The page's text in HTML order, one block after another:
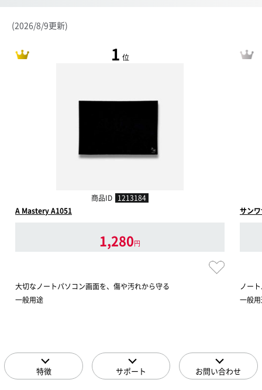
(2026/8/9更新)
1 位
商品ID 1213184
A Mastery A1051
1,280円
大切なノートパソコン画面を、傷や汚れから守る
一般用途
サン
ノー
一般
特徴 サポート お問い合わせ